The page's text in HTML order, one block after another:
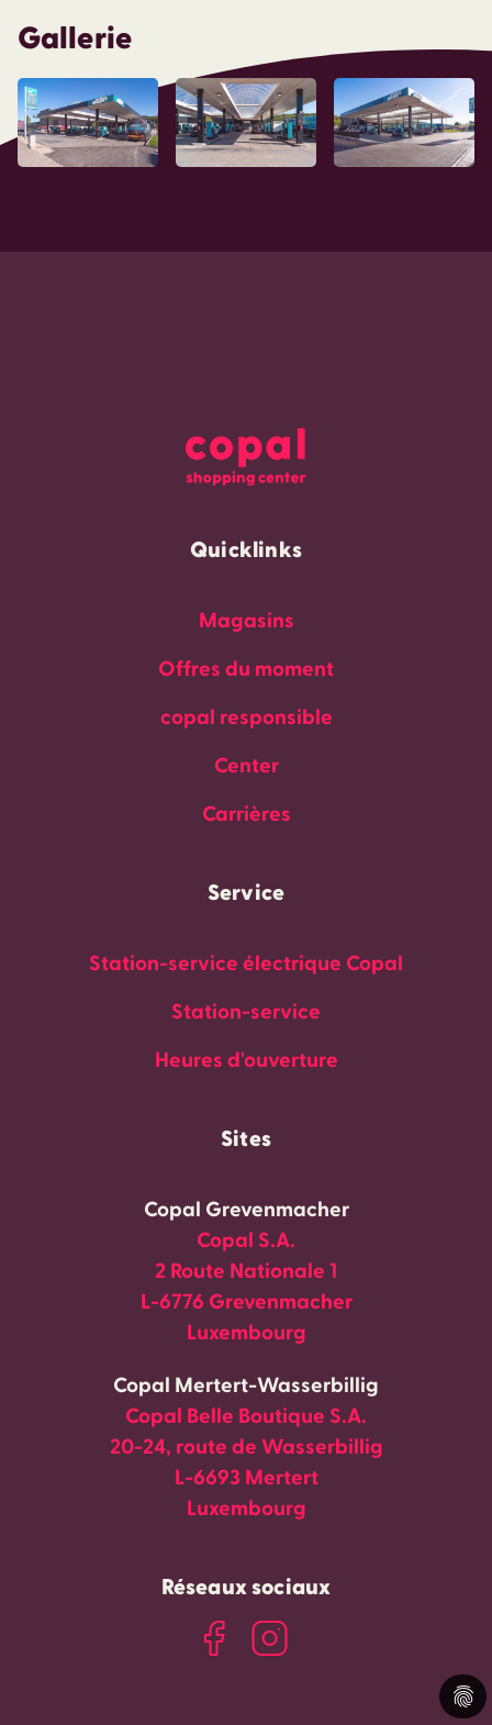
Gallerie
Quicklinks
Magasins
Offres du moment
copal responsible
Center
Carrières
Service
Station-service électrique Copal
Station-service
Heures d'ouverture
Sites
Copal Grevenmacher
Copal S.A.
2 Route Nationale 1
L-6776 Grevenmacher
Luxembourg
Copal Mertert-Wasserbillig
Copal Belle Boutique S.A.
20-24, route de Wasserbillig
L-6693 Mertert
Luxembourg
Réseaux sociaux